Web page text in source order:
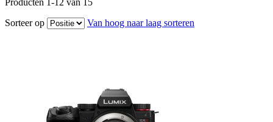
Sorteer op
Van hoog naar laag sorteren